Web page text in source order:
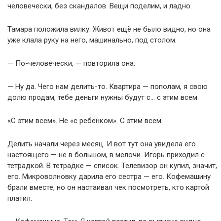
человечески, без скандалов. Вещи поделим, и ладно.
Тамара положила вилку. Живот ещё не было видно, но она
уже клала руку на него, машинально, под столом.
— По-человечески, — повторила она.
— Ну да. Чего нам делить-то. Квартира — пополам, я свою
долю продам, тебе деньги нужны будут с… с этим всем.
«С этим всем». Не «с ребёнком». С этим всем.
Делить начали через месяц. И вот тут она увидела его
настоящего — не в большом, в мелочи. Игорь приходил с
тетрадкой. В тетрадке — список. Телевизор он купил, значит,
его. Микроволновку дарила его сестра — его. Кофемашину
брали вместе, но он настаивал чек посмотреть, кто картой
платил.